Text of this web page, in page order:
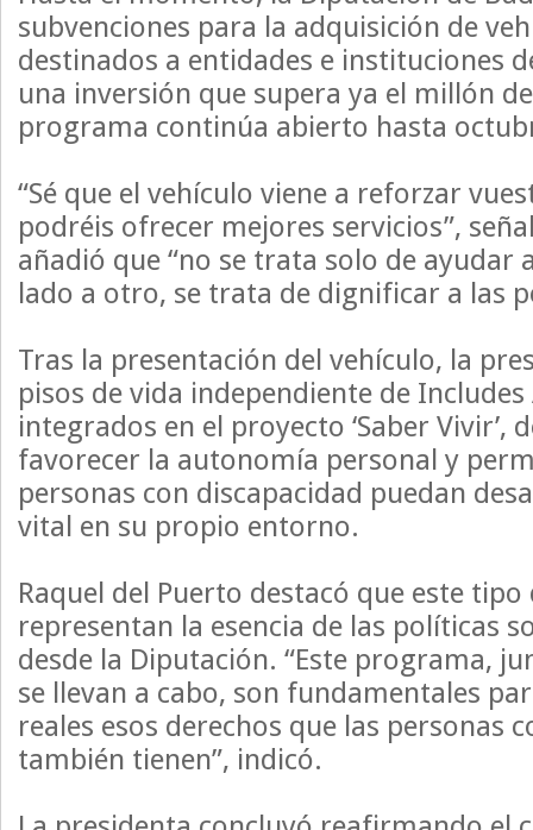
subvenciones para la adquisición de
destinados a entidades e instituciones
una inversión que supera ya el millón
programa continúa abierto hasta
“Sé que el vehículo viene a reforzar
podréis ofrecer mejores servicios”,
añadió que “no se trata solo de ayudar
lado a otro, se trata de dignificar a las
Tras la presentación del vehículo, la
pisos de vida independiente de
integrados en el proyecto ‘Saber Vivir’,
favorecer la autonomía personal y
personas con discapacidad puedan
vital en su propio entorno.
Raquel del Puerto destacó que este
representan la esencia de las políticas
desde la Diputación. “Este programa,
se llevan a cabo, son fundamentales
reales esos derechos que las personas
también tienen”, indicó.